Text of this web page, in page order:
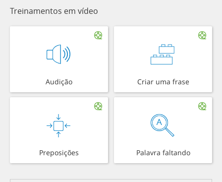
Treinamentos em vídeo
Audição Criar uma frase
Preposições Palavra faltando